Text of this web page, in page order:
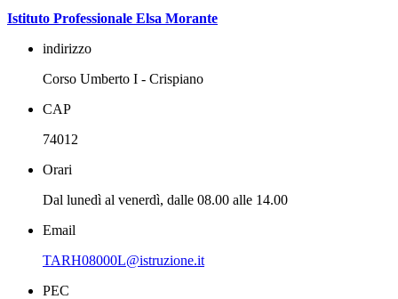
Istituto Professionale Elsa Morante
indirizzo
Corso Umberto I - Crispiano
CAP
74012
Orari
Dal lunedì al venerdì, dalle 08.00 alle 14.00
Email
TARH08000L@istruzione.it
PEC